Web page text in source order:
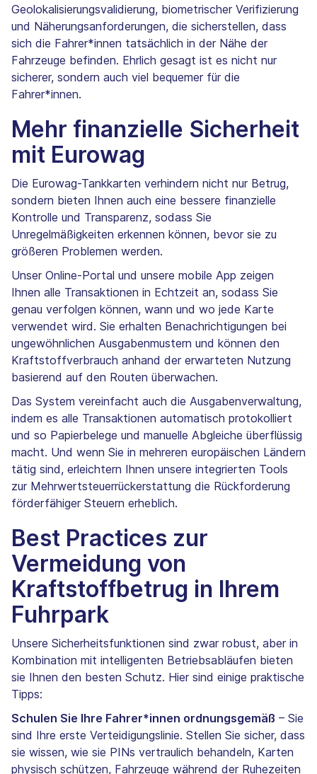
Geolokalisierungsvalidierung, biometrischer Verifizierung
und Näherungsanforderungen, die sicherstellen, dass
sich die Fahrer*innen tatsächlich in der Nähe der
Fahrzeuge befinden. Ehrlich gesagt ist es nicht nur
sicherer, sondern auch viel bequemer für die
Fahrer*innen.
Mehr finanzielle Sicherheit
mit Eurowag
Die Eurowag-Tankkarten verhindern nicht nur Betrug,
sondern bieten Ihnen auch eine bessere finanzielle
Kontrolle und Transparenz, sodass Sie
Unregelmäßigkeiten erkennen können, bevor sie zu
größeren Problemen werden.
Unser Online-Portal und unsere mobile App zeigen
Ihnen alle Transaktionen in Echtzeit an, sodass Sie
genau verfolgen können, wann und wo jede Karte
verwendet wird. Sie erhalten Benachrichtigungen bei
ungewöhnlichen Ausgabenmustern und können den
Kraftstoffverbrauch anhand der erwarteten Nutzung
basierend auf den Routen überwachen.
Das System vereinfacht auch die Ausgabenverwaltung,
indem es alle Transaktionen automatisch protokolliert
und so Papierbelege und manuelle Abgleiche überflüssig
macht. Und wenn Sie in mehreren europäischen Ländern
tätig sind, erleichtern Ihnen unsere integrierten Tools
zur Mehrwertsteuerrückerstattung die Rückforderung
förderfähiger Steuern erheblich.
Best Practices zur
Vermeidung von
Kraftstoffbetrug in Ihrem
Fuhrpark
Unsere Sicherheitsfunktionen sind zwar robust, aber in
Kombination mit intelligenten Betriebsabläufen bieten
sie Ihnen den besten Schutz. Hier sind einige praktische
Tipps:
Schulen Sie Ihre Fahrer*innen ordnungsgemäß – Sie
sind Ihre erste Verteidigungslinie. Stellen Sie sicher, dass
sie wissen, wie sie PINs vertraulich behandeln, Karten
physisch schützen, Fahrzeuge während der Ruhezeiten